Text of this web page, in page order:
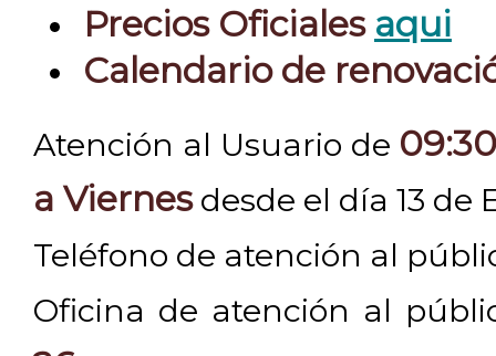
Precios Oficiales aqui
Calendario de
Atención al Usuario de
a Viernesdesde el día 13 de
Teléfono de atención al
Oficina de atención al